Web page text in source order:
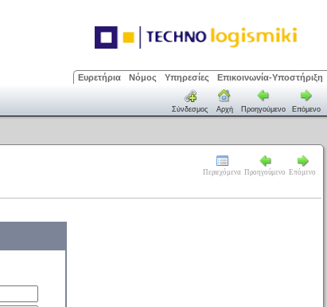
Ευρετήρια Νόμος Υπηρεσίες Επικοινωνία-Υποστήριξη
Σύνδεσμος Αρχή Προηγούμενο Επόμενο